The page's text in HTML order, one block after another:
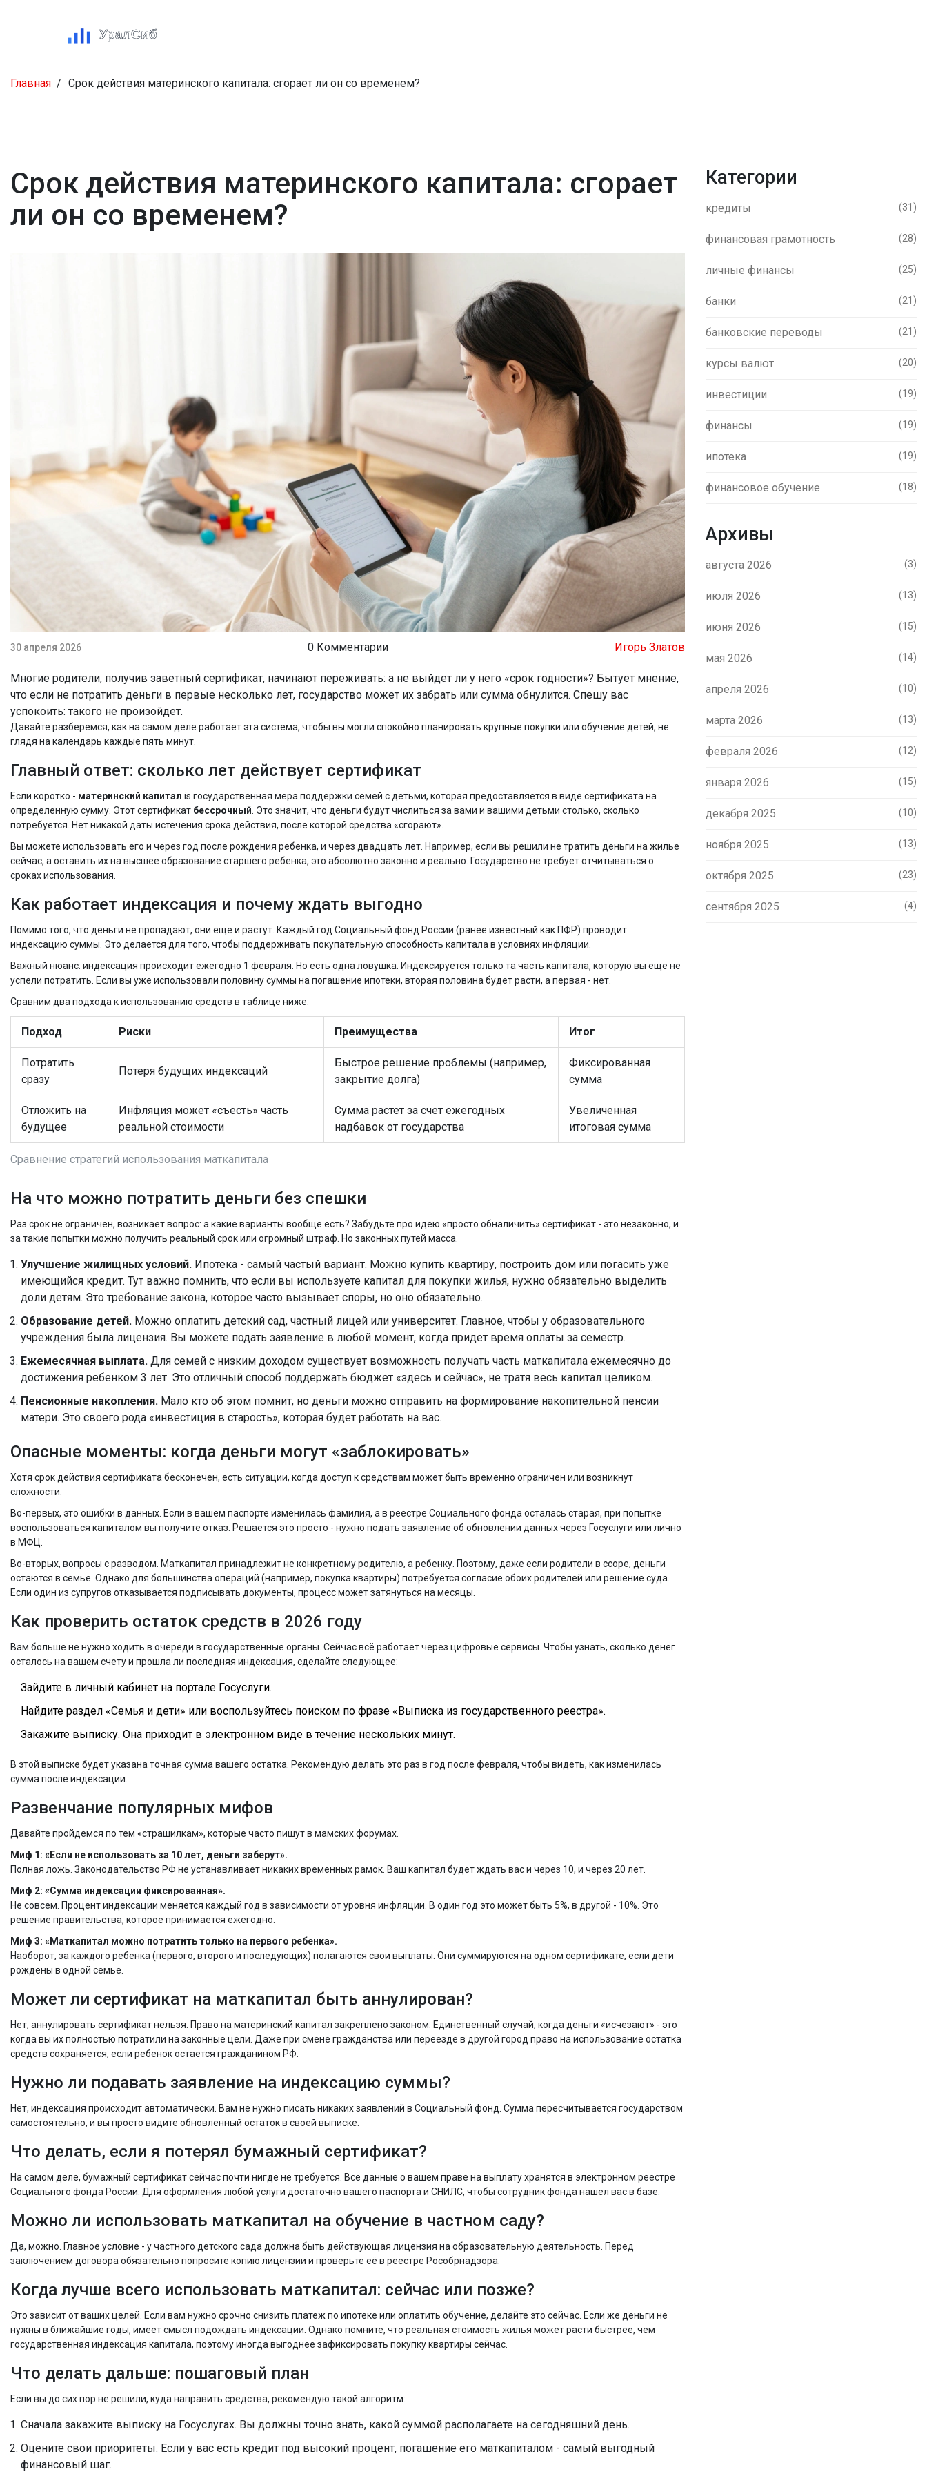
Главная Срок действия материнского капитала: сгорает ли он со временем?
Срок действия материнского капитала: сгорает
ли он со временем?
30 апреля 2026 0 Комментарии Игорь Златов
Многие родители, получив заветный сертификат, начинают переживать: а не выйдет ли у него «срок годности»? Бытует мнение,
что если не потратить деньги в первые несколько лет, государство может их забрать или сумма обнулится. Спешу вас
успокоить: такого не произойдет.
Давайте разберемся, как на самом деле работает эта система, чтобы вы могли спокойно планировать крупные покупки или обучение детей, не
глядя на календарь каждые пять минут.
Главный ответ: сколько лет действует сертификат
Если коротко - материнский капитал is государственная мера поддержки семей с детьми, которая предоставляется в виде сертификата на
определенную сумму . Этот сертификат бессрочный . Это значит, что деньги будут числиться за вами и вашими детьми столько, сколько
потребуется. Нет никакой даты истечения срока действия, после которой средства «сгорают».
Вы можете использовать его и через год после рождения ребенка, и через двадцать лет. Например, если вы решили не тратить деньги на жилье
сейчас, а оставить их на высшее образование старшего ребенка, это абсолютно законно и реально. Государство не требует отчитываться о
сроках использования.
Как работает индексация и почему ждать выгодно
Помимо того, что деньги не пропадают, они еще и растут. Каждый год Социальный фонд России (ранее известный как ПФР) проводит
индексацию суммы. Это делается для того, чтобы поддерживать покупательную способность капитала в условиях инфляции.
Важный нюанс: индексация происходит ежегодно 1 февраля. Но есть одна ловушка. Индексируется только та часть капитала, которую вы еще не
успели потратить. Если вы уже использовали половину суммы на погашение ипотеки, вторая половина будет расти, а первая - нет.
Сравним два подхода к использованию средств в таблице ниже:
Сравнение стратегий использования маткапитала
Подход Риски Преимущества Итог
Потратить
сразу
Потеря будущих индексаций
Быстрое решение проблемы (например,
закрытие долга)
Фиксированная
сумма
Отложить на
будущее
Инфляция может «съесть» часть
реальной стоимости
Сумма растет за счет ежегодных
надбавок от государства
Увеличенная
итоговая сумма
На что можно потратить деньги без спешки
Раз срок не ограничен, возникает вопрос: а какие варианты вообще есть? Забудьте про идею «просто обналичить» сертификат - это незаконно, и
за такие попытки можно получить реальный срок или огромный штраф. Но законных путей масса.
Улучшение жилищных условий. Ипотека - самый частый вариант. Можно купить квартиру, построить дом или погасить уже
имеющийся кредит. Тут важно помнить, что если вы используете капитал для покупки жилья, нужно обязательно выделить
доли детям. Это требование закона, которое часто вызывает споры, но оно обязательно.
Образование детей. Можно оплатить детский сад, частный лицей или университет. Главное, чтобы у образовательного
учреждения была лицензия. Вы можете подать заявление в любой момент, когда придет время оплаты за семестр.
Ежемесячная выплата. Для семей с низким доходом существует возможность получать часть маткапитала ежемесячно до
достижения ребенком 3 лет. Это отличный способ поддержать бюджет «здесь и сейчас», не тратя весь капитал целиком.
Пенсионные накопления. Мало кто об этом помнит, но деньги можно отправить на формирование накопительной пенсии
матери. Это своего рода «инвестиция в старость», которая будет работать на вас.
Опасные моменты: когда деньги могут «заблокировать»
Хотя срок действия сертификата бесконечен, есть ситуации, когда доступ к средствам может быть временно ограничен или возникнут
сложности.
Во-первых, это ошибки в данных. Если в вашем паспорте изменилась фамилия, а в реестре Социального фонда осталась старая, при попытке
воспользоваться капиталом вы получите отказ. Решается это просто - нужно подать заявление об обновлении данных через Госуслуги или лично
в МФЦ.
Во-вторых, вопросы с разводом. Маткапитал принадлежит не конкретному родителю, а ребенку. Поэтому, даже если родители в ссоре, деньги
остаются в семье. Однако для большинства операций (например, покупка квартиры) потребуется согласие обоих родителей или решение суда.
Если один из супругов отказывается подписывать документы, процесс может затянуться на месяцы.
Как проверить остаток средств в 2026 году
Вам больше не нужно ходить в очереди в государственные органы. Сейчас всё работает через цифровые сервисы. Чтобы узнать, сколько денег
осталось на вашем счету и прошла ли последняя индексация, сделайте следующее:
Зайдите в личный кабинет на портале Госуслуги.
Найдите раздел «Семья и дети» или воспользуйтесь поиском по фразе «Выписка из государственного реестра».
Закажите выписку. Она приходит в электронном виде в течение нескольких минут.
В этой выписке будет указана точная сумма вашего остатка. Рекомендую делать это раз в год после февраля, чтобы видеть, как изменилась
сумма после индексации.
Развенчание популярных мифов
Давайте пройдемся по тем «страшилкам», которые часто пишут в мамских форумах.
Миф 1: «Если не использовать за 10 лет, деньги заберут».
Полная ложь. Законодательство РФ не устанавливает никаких временных рамок. Ваш капитал будет ждать вас и через 10, и через 20 лет.
Миф 2: «Сумма индексации фиксированная».
Не совсем. Процент индексации меняется каждый год в зависимости от уровня инфляции. В один год это может быть 5%, в другой - 10%. Это
решение правительства, которое принимается ежегодно.
Миф 3: «Маткапитал можно потратить только на первого ребенка».
Наоборот, за каждого ребенка (первого, второго и последующих) полагаются свои выплаты. Они суммируются на одном сертификате, если дети
рождены в одной семье.
Может ли сертификат на маткапитал быть аннулирован?
Нет, аннулировать сертификат нельзя. Право на материнский капитал закреплено законом. Единственный случай, когда деньги «исчезают» - это
когда вы их полностью потратили на законные цели. Даже при смене гражданства или переезде в другой город право на использование остатка
средств сохраняется, если ребенок остается гражданином РФ.
Нужно ли подавать заявление на индексацию суммы?
Нет, индексация происходит автоматически. Вам не нужно писать никаких заявлений в Социальный фонд. Сумма пересчитывается государством
самостоятельно, и вы просто видите обновленный остаток в своей выписке.
Что делать, если я потерял бумажный сертификат?
На самом деле, бумажный сертификат сейчас почти нигде не требуется. Все данные о вашем праве на выплату хранятся в электронном реестре
Социального фонда России. Для оформления любой услуги достаточно вашего паспорта и СНИЛС, чтобы сотрудник фонда нашел вас в базе.
Можно ли использовать маткапитал на обучение в частном саду?
Да, можно. Главное условие - у частного детского сада должна быть действующая лицензия на образовательную деятельность. Перед
заключением договора обязательно попросите копию лицензии и проверьте её в реестре Рособрнадзора.
Когда лучше всего использовать маткапитал: сейчас или позже?
Это зависит от ваших целей. Если вам нужно срочно снизить платеж по ипотеке или оплатить обучение, делайте это сейчас. Если же деньги не
нужны в ближайшие годы, имеет смысл подождать индексации. Однако помните, что реальная стоимость жилья может расти быстрее, чем
государственная индексация капитала, поэтому иногда выгоднее зафиксировать покупку квартиры сейчас.
Что делать дальше: пошаговый план
Если вы до сих пор не решили, куда направить средства, рекомендую такой алгоритм:
Сначала закажите выписку на Госуслугах. Вы должны точно знать, какой суммой располагаете на сегодняшний день.
Оцените свои приоритеты. Если у вас есть кредит под высокий процент, погашение его маткапиталом - самый выгодный
финансовый шаг.
Категории
кредиты (31)
финансовая грамотность (28)
личные финансы (25)
банки (21)
банковские переводы (21)
курсы валют (20)
инвестиции (19)
финансы (19)
ипотека (19)
финансовое обучение (18)
Архивы
августа 2026 (3)
июля 2026 (13)
июня 2026 (15)
мая 2026 (14)
апреля 2026 (10)
марта 2026 (13)
февраля 2026 (12)
января 2026 (15)
декабря 2025 (10)
ноября 2025 (13)
октября 2025 (23)
сентября 2025 (4)